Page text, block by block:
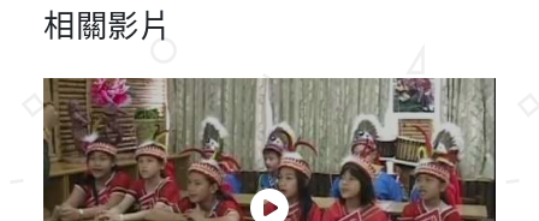
相關影片